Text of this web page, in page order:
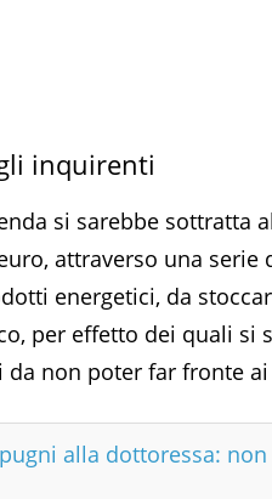
inquirenti
si sarebbe sottratta
attraverso una
energetici, da
per effetto dei quali si
da non poter far fronte
alla dottoressa: